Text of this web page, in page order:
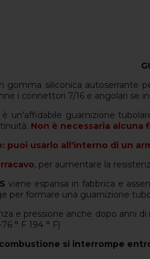
gomma siliconica autoserrante
i connettori 7/16 e angolari se
è un'affidabile guarnizione
Non è necessaria alcuna
puoi usarlo all'interno di un
, per aumentare la
viene espansa in fabbrica e
per formare una guarnizione
e pressione anche dopo anni
° F 194 ° F)
si interrompe